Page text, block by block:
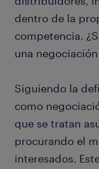
dentro de la
competencia.
una
Siguiendo la
como
que se tratan
procurando el
interesados.